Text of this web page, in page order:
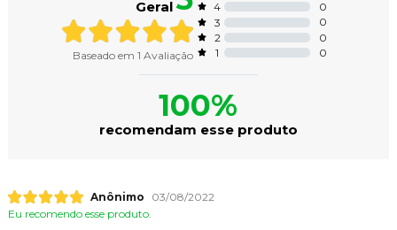
Geral
Baseado em 1 Avaliação
4
0
3
0
2
0
1
0
100%
recomendam esse produto
Anônimo
03/08/2022
Eu recomendo esse produto.